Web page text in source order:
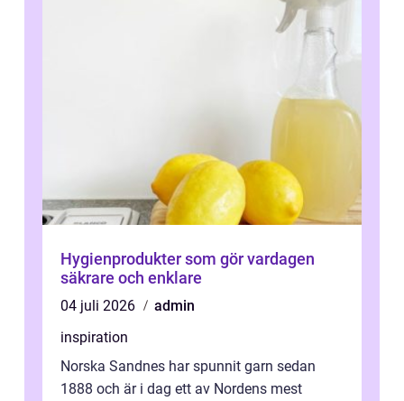
Hygienprodukter som gör vardagen
säkrare och enklare
04 juli 2026
admin
inspiration
Norska Sandnes har spunnit garn sedan
1888 och är i dag ett av Nordens mest